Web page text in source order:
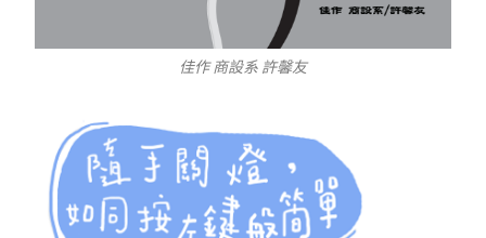
佳作 商設系 許馨友